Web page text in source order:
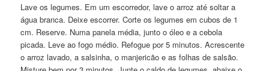
Lave os legumes. Em um escorredor, lave o arroz até soltar a
água branca. Deixe escorrer. Corte os legumes em cubos de 1
cm. Reserve. Numa panela média, junto o óleo e a cebola
picada. Leve ao fogo médio. Refogue por 5 minutos. Acrescente
o arroz lavado, a salsinha, o manjericão e as folhas de salsão.